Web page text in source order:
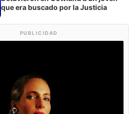
que era buscado por la Justicia
PUBLICIDAD